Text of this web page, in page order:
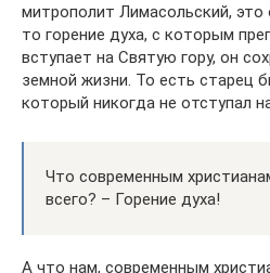
митрополит Лимасольский, это
то горение духа, с которым
вступает на Святую гору, он
земной жизни. То есть старец
который никогда не отступал
Что современным
всего? – Горение духа!
А что нам, современным